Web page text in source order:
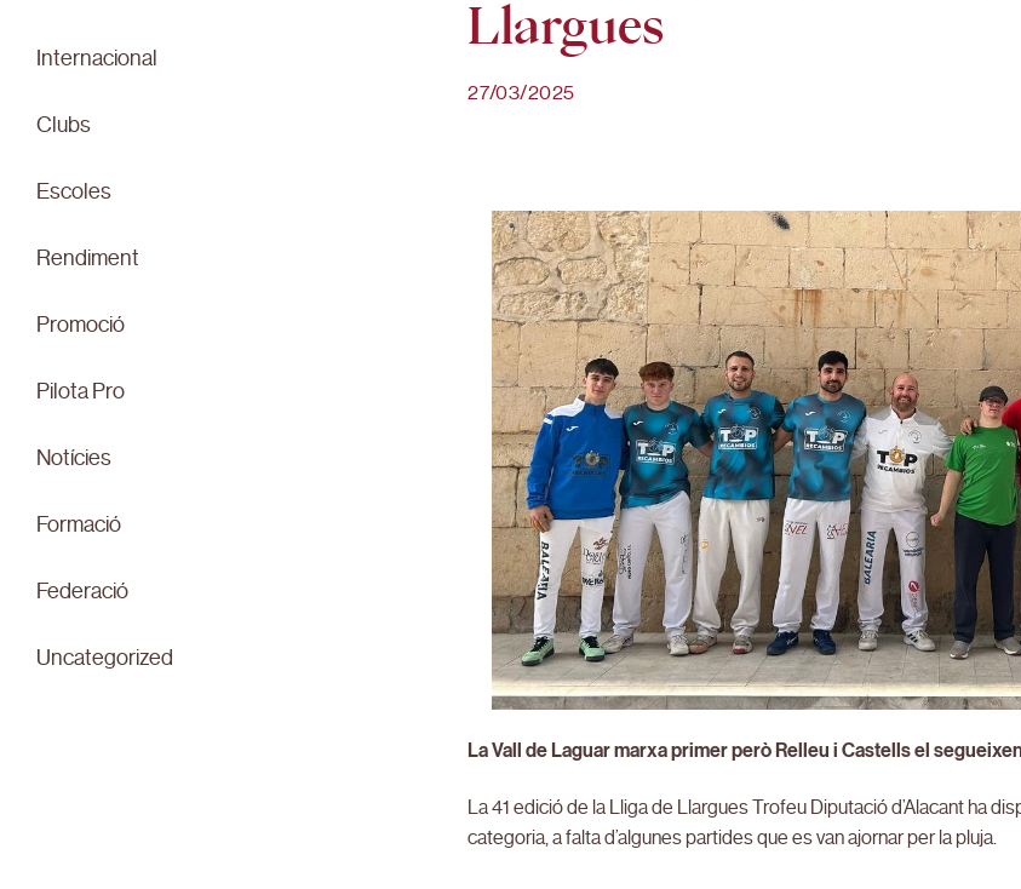
Internacional
Clubs
Escoles
Rendiment
Promoció
Pilota Pro
Notícies
Formació
Federació
Uncategorized
Llargues
27/03/2025
La Vall de Laguar marxa primer però Relleu i Castells el
La 41 edició de la Lliga de Llargues Trofeu Diputació d’Alacant ha
categoria, a falta d’algunes partides que es van ajornar per la pluja.